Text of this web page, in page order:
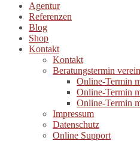
Agentur
Referenzen
Blog
Shop
Kontakt
Kontakt
Beratungstermin
Online-Termin
Online-Termin
Online-Termin
Impressum
Datenschutz
Online Support